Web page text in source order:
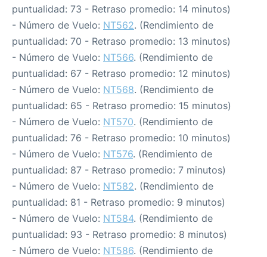
puntualidad: 73 - Retraso promedio: 14 minutos)
- Número de Vuelo: NT562. (Rendimiento de
puntualidad: 70 - Retraso promedio: 13 minutos)
- Número de Vuelo: NT566. (Rendimiento de
puntualidad: 67 - Retraso promedio: 12 minutos)
- Número de Vuelo: NT568. (Rendimiento de
puntualidad: 65 - Retraso promedio: 15 minutos)
- Número de Vuelo: NT570. (Rendimiento de
puntualidad: 76 - Retraso promedio: 10 minutos)
- Número de Vuelo: NT576. (Rendimiento de
puntualidad: 87 - Retraso promedio: 7 minutos)
- Número de Vuelo: NT582. (Rendimiento de
puntualidad: 81 - Retraso promedio: 9 minutos)
- Número de Vuelo: NT584. (Rendimiento de
puntualidad: 93 - Retraso promedio: 8 minutos)
- Número de Vuelo: NT586. (Rendimiento de